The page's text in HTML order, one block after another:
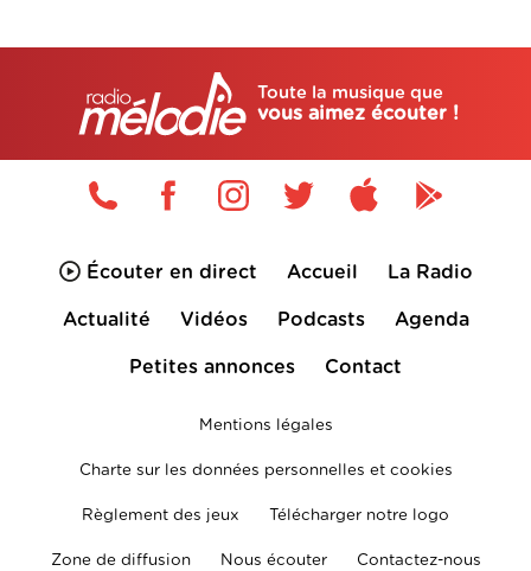
Toute la musique que
vous aimez écouter !
Écouter en direct Accueil La Radio
Actualité Vidéos Podcasts Agenda
Petites annonces Contact
Mentions légales
Charte sur les données personnelles et cookies
Règlement des jeux Télécharger notre logo
Zone de diffusion Nous écouter Contactez-nous